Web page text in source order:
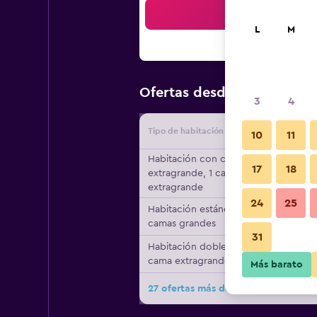
Ofertas desde Oferta
Tipo de habitación
Habitación con cama
extragrande, 1 cama
extragrande
Habitación estándar, 2
camas grandes
Habitación doble, 1
cama extragrande
27 ofertas más de Comfort Inn
L M
3 4
10 11
17 18
24 25
31
Más barato